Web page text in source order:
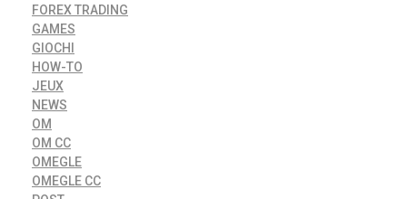
FOREX TRADING
GAMES
GIOCHI
HOW-TO
JEUX
NEWS
OM
OM CC
OMEGLE
OMEGLE CC